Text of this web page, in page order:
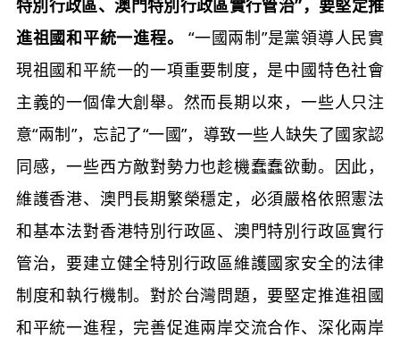
特別行政區、澳門特別行政區實行管治”，要堅定推
進祖國和平統一進程。
“一國兩制”是黨領導人民實
現祖國和平統一的一項重要制度，是中國特色社會
主義的一個偉大創舉。然而長期以來，一些人只注
意“兩制”，忘記了“一國”，導致一些人缺失了國家認
同感，一些西方敵對勢力也趁機蠢蠢欲動。因此，
維護香港、澳門長期繁榮穩定，必須嚴格依照憲法
和基本法對香港特別行政區、澳門特別行政區實行
管治，要建立健全特別行政區維護國家安全的法律
制度和執行機制。對於台灣問題，要堅定推進祖國
和平統一進程，完善促進兩岸交流合作、深化兩岸